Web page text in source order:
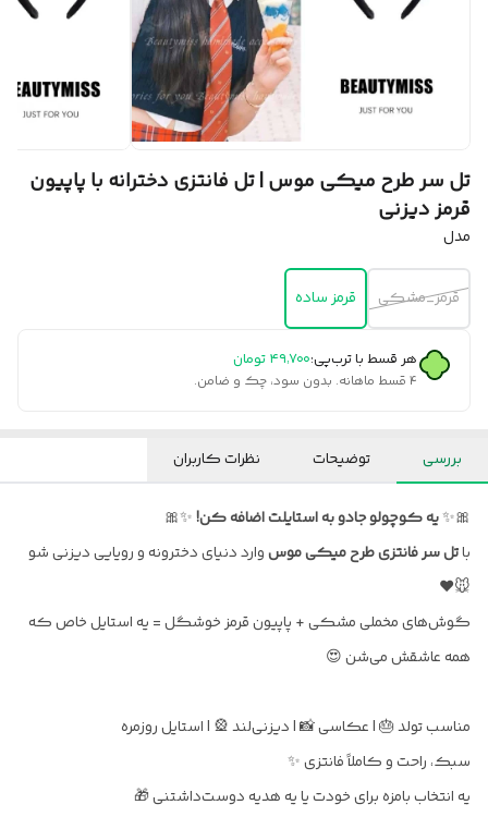
تل سر طرح میکی موس | تل فانتزی دخترانه با پاپیون
قرمز دیزنی
مدل
قرمز_مشکی قرمز ساده
هر قسط با ترب‌پی:۴۹٬۷۰۰ تومان
۴ قسط ماهانه. بدون سود، چک و ضامن.
بررسی توضیحات نظرات کاربران
🎀✨یه کوچولو جادو به استایلت اضافه کن!✨🎀
باتل سر فانتزی طرح میکی موسوارد دنیای دخترونه و رویایی دیزنی شو
🐭❤️
گوش‌های مخملی مشکی + پاپیون قرمز خوشگل = یه استایل خاص که
همه عاشقش می‌شن 😍
مناسب تولد 🎂 | عکاسی 📸 | دیزنی‌لند 🎡 | استایل روزمره
سبک، راحت و کاملاً فانتزی ✨
یه انتخاب بامزه برای خودت یا یه هدیه دوست‌داشتنی 🎁